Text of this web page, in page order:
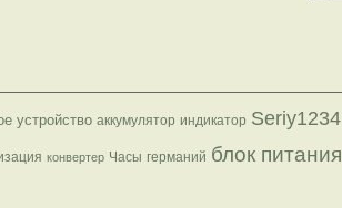
устройство аккумулятор индикатор Seriy1234
конвертер Часы германий блок питания